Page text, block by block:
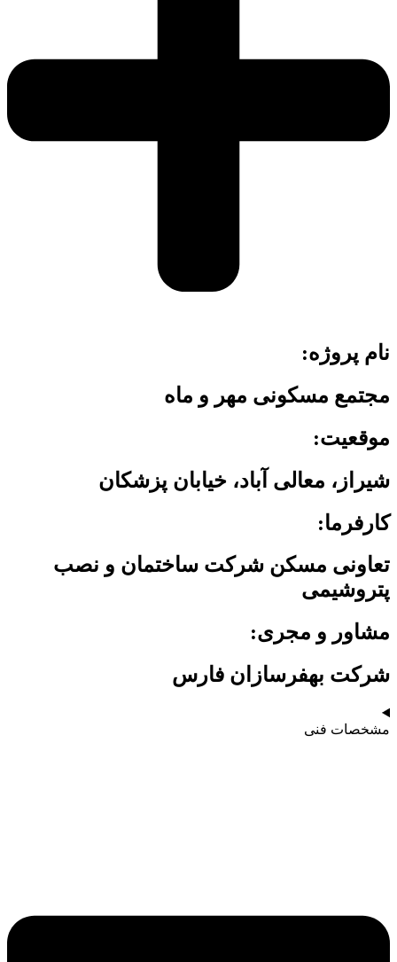
نام پروژه:
مجتمع مسکونی مهر و ماه
موقعیت:
شیراز، معالی آباد، خیابان پزشکان
کارفرما:
تعاونی مسکن شرکت ساختمان و نصب
پتروشیمی
مشاور و مجری:
شرکت بهفرسازان فارس
مشخصات فنی